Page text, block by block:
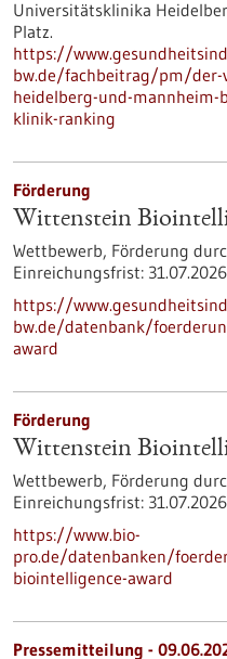
Universitätsklinika
Platz.
https://
bw.de/fachbeitrag/pm/der-
heidelberg-und-
klinik-ranking
Förderung
Wittenstein
Wettbewerb, Förderung
Einreichungsfrist: 31.07.2026
https://
bw.de/datenbank/
award
Förderung
Wittenstein
Wettbewerb, Förderung
Einreichungsfrist: 31.07.2026
https://www.bio-
pro.de/datenbanken/
biointelligence-award
Pressemitteilung -